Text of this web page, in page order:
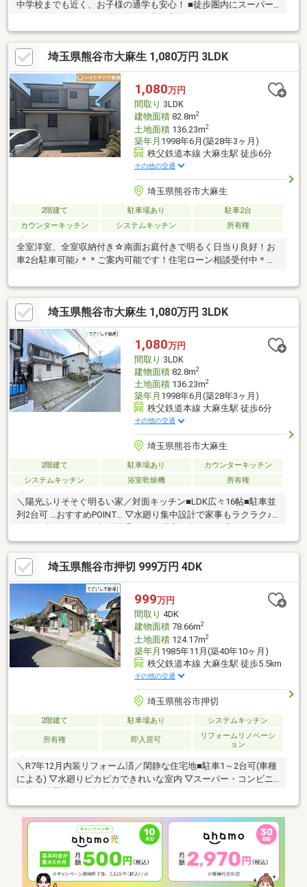
中学校までも近く、お子様の通学も安心！ ■徒歩圏内にスーパー
埼玉県熊谷市大麻生 1,080万円 3LDK
1,080万円
間取り 3LDK
建物面積82.8m2
土地面積136.23m2
築年月 1998年6月(築28年3ヶ月)
秩父鉄道本線 大麻生駅 徒歩6分
その他の交通
埼玉県熊谷市大麻生
2階建て 駐車場あり
駐車2台
カウンターキッチン
システムキッチン 所有権
全室洋室、全室収納付き☆南面お庭付きで明るく日当り良好！お
車2台駐車可能♪＊＊ご案内可能です！住宅ローン相談受付中＊＊
埼玉県熊谷市大麻生 1,080万円 3LDK
1,080万円
間取り 3LDK
建物面積82.8m2
土地面積136.23m2
築年月 1998年6月(築28年3ヶ月)
秩父鉄道本線 大麻生駅 徒歩6分
その他の交通
埼玉県熊谷市大麻生
2階建て 駐車場あり
カウンターキッチン
システムキッチン
浴室乾燥機 所有権
＼陽光ふりそそぐ明るい家／対面キッチン■LDK広々16帖■駐車並
列2台可 …おすすめPOINT… ▽水廻り集中設計で家事もラクラク♪
埼玉県熊谷市押切 999万円 4DK
999万円
間取り 4DK
建物面積78.66m2
土地面積124.17m2
築年月 1985年11月(築40年10ヶ月)
秩父鉄道本線 大麻生駅 徒歩5.5km
その他の交通
埼玉県熊谷市押切
2階建て 駐車場あり システムキッチン
所有権 即入居可
リフォームリノベーシ
ョン
＼R7年12月内装リフォーム済／閑静な住宅地■駐車1～2台可(車種
による) ▽水廻りピカピカできれいな室内 ▽スーパー・コンビニ